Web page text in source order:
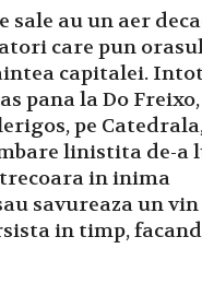
sale au un aer
care pun
capitalei.
pana la Do Freixo,
pe
linistita de-a
in inima
savureaza un
in timp,